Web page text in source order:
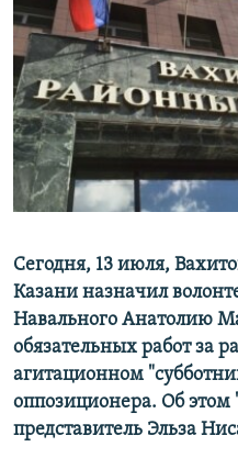
РАСПИСАНИЕ ВЕЩАНИЯ
ПОДПИШИТЕСЬ НА
СОЦИАЛЬНЫЕ СЕТИ
Все сайты РСЕ/РС
Сегодня, 13 июля,
Казани назначил
Навального Анатолию
обязательных работ за
агитационном
оппозиционера. Об этом
представитель Эльза